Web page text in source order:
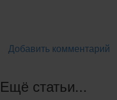
Добавить комментарий
Ещё статьи...